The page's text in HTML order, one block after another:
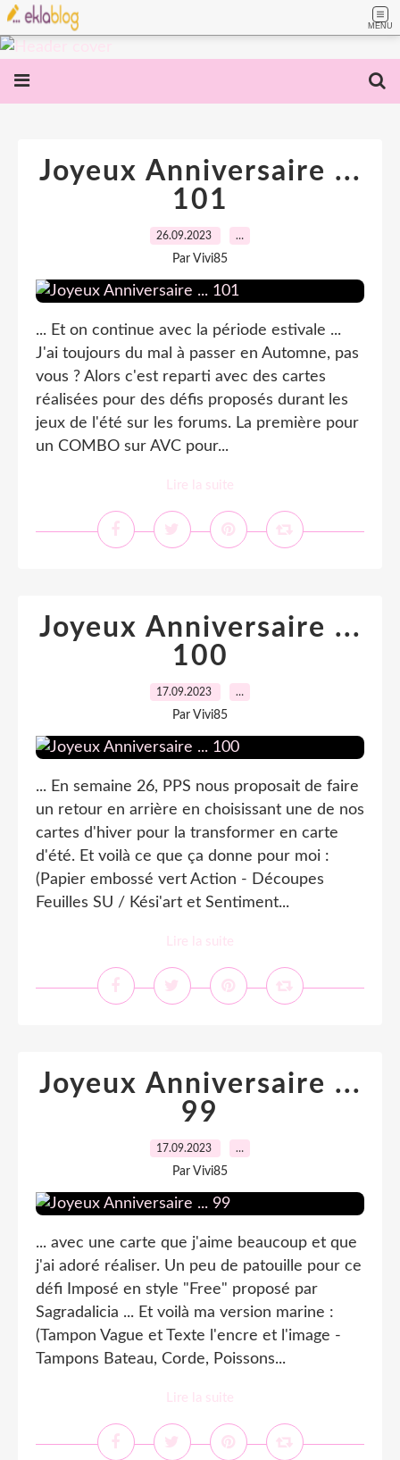
MENU
Joyeux Anniversaire ...
101
26.09.2023 …
Par Vivi85
... Et on continue avec la période estivale ...
J'ai toujours du mal à passer en Automne, pas
vous ? Alors c'est reparti avec des cartes
réalisées pour des défis proposés durant les
jeux de l'été sur les forums. La première pour
un COMBO sur AVC pour...
Lire la suite
Joyeux Anniversaire ...
100
17.09.2023 …
Par Vivi85
... En semaine 26, PPS nous proposait de faire
un retour en arrière en choisissant une de nos
cartes d'hiver pour la transformer en carte
d'été. Et voilà ce que ça donne pour moi :
(Papier embossé vert Action - Découpes
Feuilles SU / Kési'art et Sentiment...
Lire la suite
Joyeux Anniversaire ...
99
17.09.2023 …
Par Vivi85
... avec une carte que j'aime beaucoup et que
j'ai adoré réaliser. Un peu de patouille pour ce
défi Imposé en style "Free" proposé par
Sagradalicia ... Et voilà ma version marine :
(Tampon Vague et Texte l'encre et l'image -
Tampons Bateau, Corde, Poissons...
Lire la suite